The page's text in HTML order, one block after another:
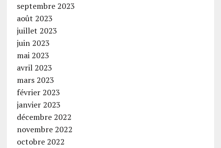
septembre 2023
août 2023
juillet 2023
juin 2023
mai 2023
avril 2023
mars 2023
février 2023
janvier 2023
décembre 2022
novembre 2022
octobre 2022